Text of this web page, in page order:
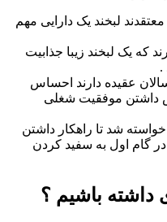
همه بزرگسالان (۹۹٫۷٪) معتقدند لبخند یک دارایی مهم
که یک لبخند زیبا جذابیت
.
بزرگسالان عقیده دارند احساس
داشتن موفقیت شغلی
شد تا راهکار داشتن
در گام اول به سفید کردن
داشته باشیم ؟